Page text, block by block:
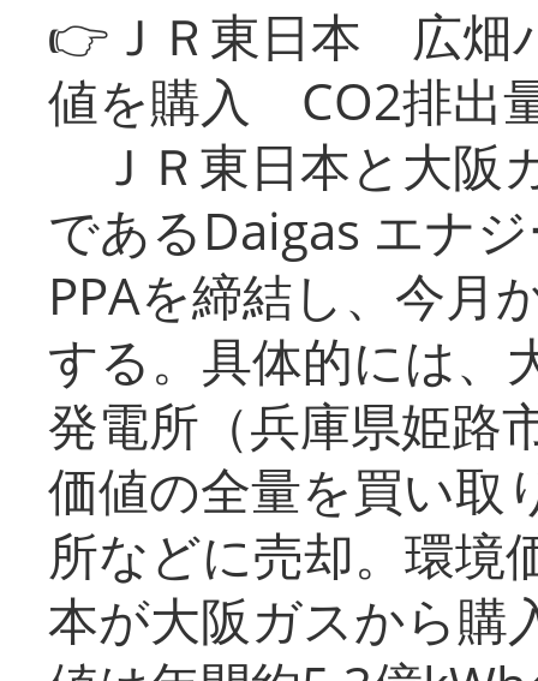
👉ＪＲ東日本 広畑
値を購入 CO2排出
ＪＲ東日本と大阪
であるDaigas エナ
PPAを締結し、今月
する。具体的には、
発電所（兵庫県姫路
価値の全量を買い取
所などに売却。環境
本が大阪ガスから購